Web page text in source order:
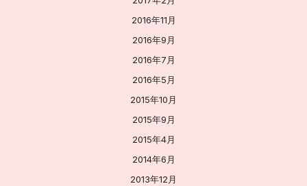
2016年11月
2016年9月
2016年7月
2016年5月
2015年10月
2015年9月
2015年4月
2014年6月
2013年12月